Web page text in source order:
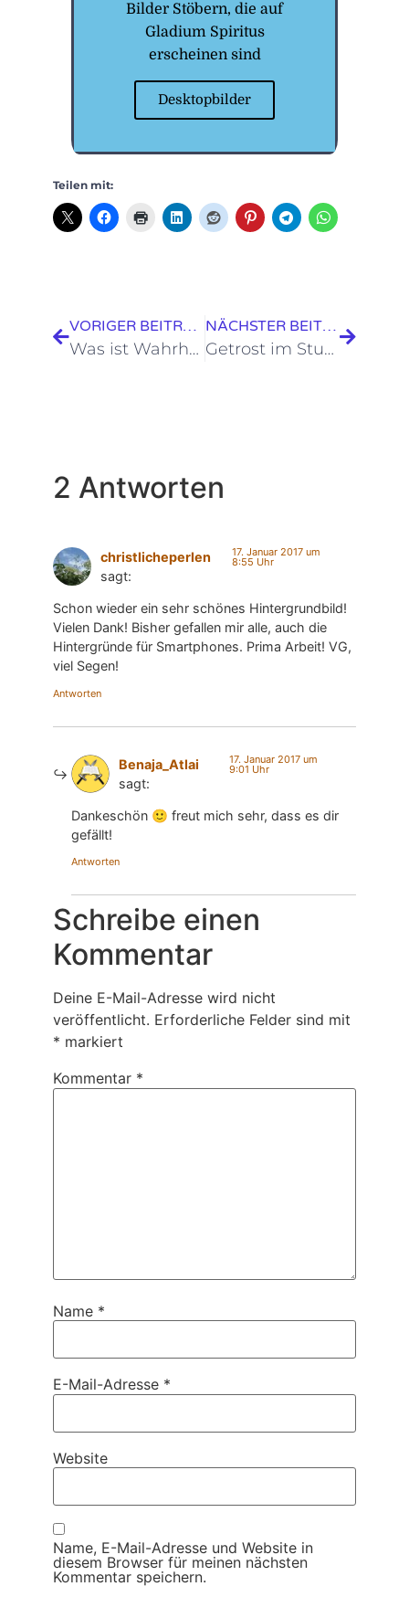
Bilder Stöbern, die auf
Gladium Spiritus
erscheinen sind
Desktopbilder
Teilen mit:
VORIGER BEITRAG
Was ist Wahrheit?
NÄCHSTER BEITRAG
Getrost im Sturme
2 Antworten
christlicheperlen
sagt:
17. Januar 2017 um
8:55 Uhr
Schon wieder ein sehr schönes Hintergrundbild!
Vielen Dank! Bisher gefallen mir alle, auch die
Hintergründe für Smartphones. Prima Arbeit! VG,
viel Segen!
Antworten
Benaja_Atlai
sagt:
17. Januar 2017 um
9:01 Uhr
Dankeschön 🙂 freut mich sehr, dass es dir
gefällt!
Antworten
Schreibe einen
Kommentar
Deine E-Mail-Adresse wird nicht
veröffentlicht. Erforderliche Felder sind mit
* markiert
Kommentar *
Name *
E-Mail-Adresse *
Website
Name, E-Mail-Adresse und Website in
diesem Browser für meinen nächsten
Kommentar speichern.